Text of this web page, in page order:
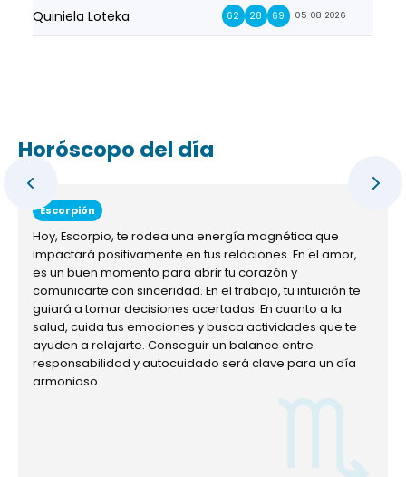
Quiniela Loteka 62 28 69 05-08-2026
Horóscopo del día
Escorpión
Hoy, Escorpio, te rodea una energía magnética que
impactará positivamente en tus relaciones. En el amor,
es un buen momento para abrir tu corazón y
comunicarte con sinceridad. En el trabajo, tu intuición te
guiará a tomar decisiones acertadas. En cuanto a la
salud, cuida tus emociones y busca actividades que te
ayuden a relajarte. Conseguir un balance entre
responsabilidad y autocuidado será clave para un día
armonioso.